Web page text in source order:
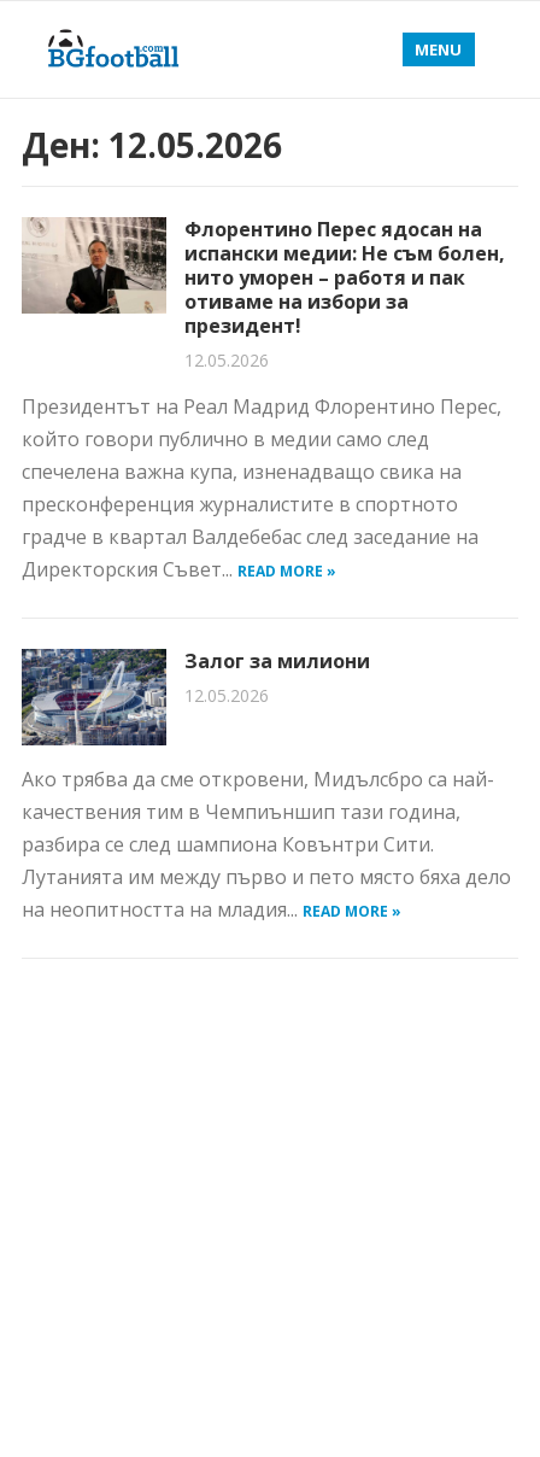
MENU
Ден: 12.05.2026
Флорентино Перес ядосан на
испански медии: Не съм болен,
нито уморен – работя и пак
отиваме на избори за
президент!
12.05.2026
Президентът на Реал Мадрид Флорентино Перес,
който говори публично в медии само след
спечелена важна купа, изненадващо свика на
пресконференция журналистите в спортното
градче в квартал Валдебебас след заседание на
Директорския Съвет... READ MORE »
Залог за милиони
12.05.2026
Ако трябва да сме откровени, Мидълсбро са най-
качествения тим в Чемпиъншип тази година,
разбира се след шампиона Ковънтри Сити.
Лутанията им между първо и пето място бяха дело
на неопитността на младия... READ MORE »